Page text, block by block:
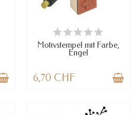
VERFÜGBAR
Motivstempel mit Farbe,
Engel
6,70 CHF